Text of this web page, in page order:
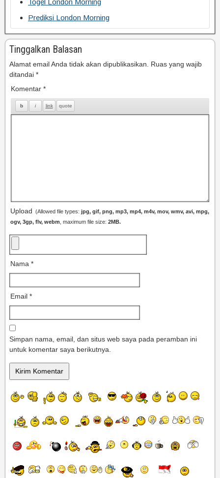
Togel London Morning
Prediksi London Morning
Tinggalkan Balasan
Alamat email Anda tidak akan dipublikasikan.
Ruas yang wajib
ditandai *
Komentar *
Upload (Allowed file types: jpg, gif, png, mp3, mp4, m4v, mov, wmv, avi, mpg,
ogv, 3gp, flv, webm , maximum file size: 2MB.
Nama *
Email *
Simpan nama, email, dan situs web saya pada peramban ini
untuk komentar saya berikutnya.